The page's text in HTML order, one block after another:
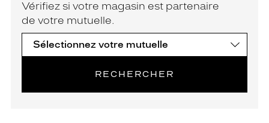
Vérifiez si votre magasin est partenaire
de votre mutuelle.
RECHERCHER